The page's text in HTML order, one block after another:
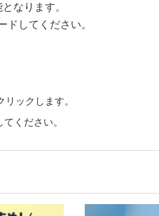
なります。
してください。
ックします。
ください。